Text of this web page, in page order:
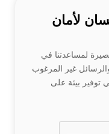
لأمان
لمساعدتنا في
غير المرغوب
توفير بيئة على